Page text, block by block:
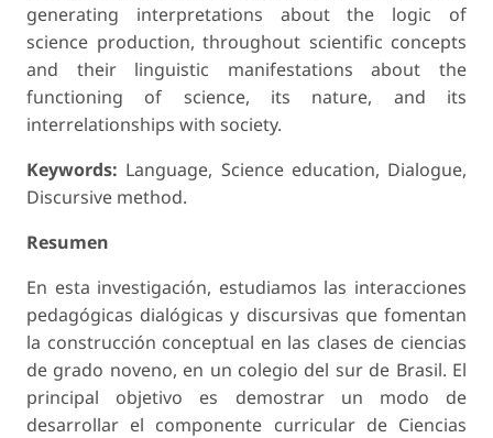
generating interpretations about the logic of
science produc­tion, throughout scientific concepts
and their linguistic manifestations about the
functioning of science, its nature, and its
interrelationships with society.
Keywords: Language, Science education, Dialogue,
Discursive method.
Resumen
En esta investigación, estudiamos las interacciones
pedagógicas dialógicas y discur­sivas que fomentan
la construcción conceptual en las clases de ciencias
de grado noveno, en un colegio del sur de Brasil. El
principal objetivo es demostrar un modo de
desarrollar el componente curricular de Ciencias